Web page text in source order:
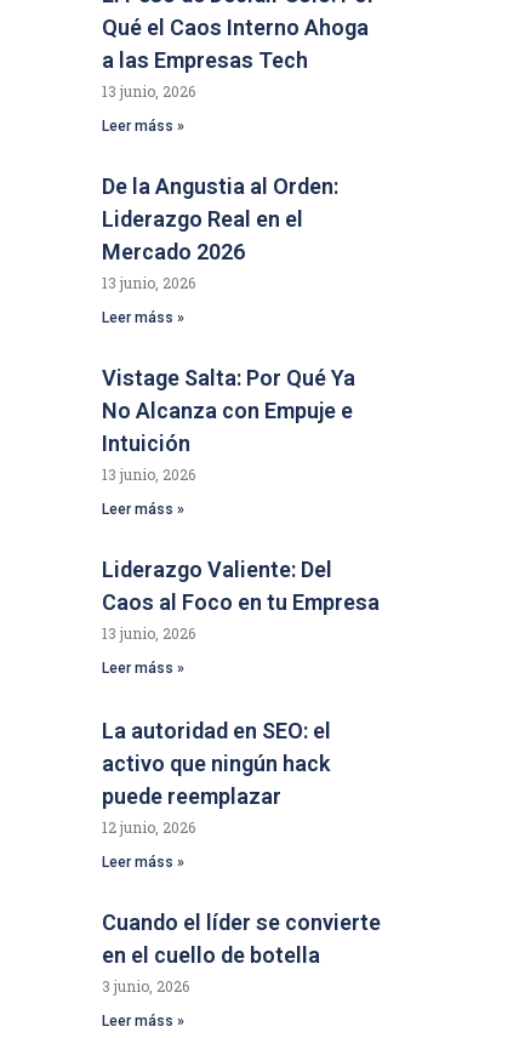
Qué el Caos Interno Ahoga
a las Empresas Tech
13 junio, 2026
Leer máss »
De la Angustia al Orden:
Liderazgo Real en el
Mercado 2026
13 junio, 2026
Leer máss »
Vistage Salta: Por Qué Ya
No Alcanza con Empuje e
Intuición
13 junio, 2026
Leer máss »
Liderazgo Valiente: Del
Caos al Foco en tu Empresa
13 junio, 2026
Leer máss »
La autoridad en SEO: el
activo que ningún hack
puede reemplazar
12 junio, 2026
Leer máss »
Cuando el líder se convierte
en el cuello de botella
3 junio, 2026
Leer máss »